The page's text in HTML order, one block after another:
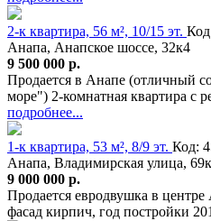
2-к квартира, 56 м², 10/15 эт.
Анапа, Анапское шоссе, 32к4
9 500 000 р.
Продается в Анапе (отличный
море") 2-комнатная квартира с
подробнее...
1-к квартира, 53 м², 8/9 эт. Код:
Анапа, Владимирская улица,
9 000 000 р.
Продается евродвушка в
фасад кирпич, год постройки